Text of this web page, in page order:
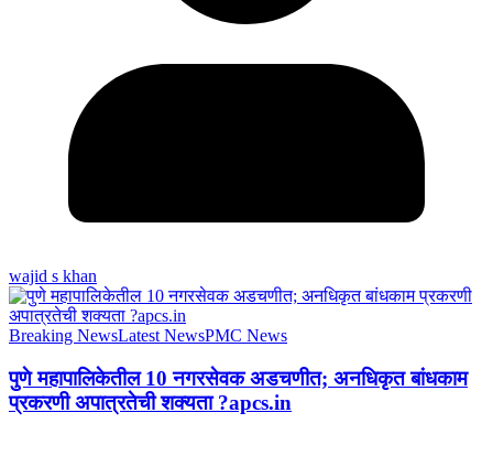
wajid s khan
Breaking NewsLatest NewsPMC News
पुणे महापालिकेतील 10 नगरसेवक अडचणीत; अनधिकृत बांधकाम
प्रकरणी अपात्रतेची शक्यता ?apcs.in